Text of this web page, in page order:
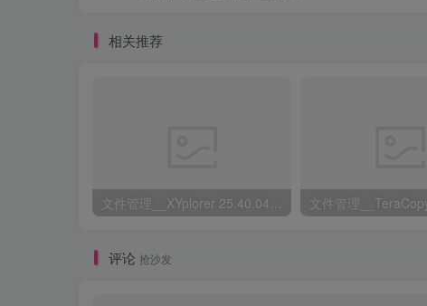
相关推荐
文件管理__XYplorer 25.40.0400 Multilingual资源下载地址_百度网盘迅雷BT
评论 抢沙发